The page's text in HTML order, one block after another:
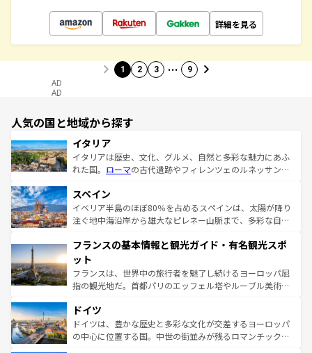
詳細を見る
1 2 3 … 9
AD
AD
人気の国と地域から探す
イタリア
イタリアは歴史、文化、グルメ、自然と多彩な魅力にあふ
れた国。 ローマの古代遺跡やフィレンツェのルネッサンス
ろん、トスカーナの美しい田園風景やアマルフィ海岸の絶
景など、自然景観も見逃せない。観光の合間には、本場の
ピザやパスタなど、絶品のイタリア料理を堪能することも
ませてくれるイタリアで、忘れられない旅をしてみよう！
なお、新着のイタリア情報は
しい。
スペイン
イベリア半島のほぼ80％を占めるスペインは、太陽が降り
注ぐ地中海沿岸から雄大なピレネー山脈まで、多彩な自然
文化が根付くこの国では、情熱的なフラメンコ、熱気あふ
れる闘牛、そして美味しいタパスが生活の一部となってい
る。首都マドリードの洗練された雰囲気や、バルセロナの
アートに溢れた街角から、地方では古代ローマ遺跡や中世
せる。地方によって風土や気候が異なるスペインはその個
性で訪れる人を魅了する。 なお、新着のスペイン情報は コ
ンテンツ一覧を参照してほしい。
フランスの基本情報と観光ガイド・有名観光スポ
ット
フランスは、世界中の旅行者を魅了し続けるヨーロッパ屈
指の観光地だ。首都パリのエッフェル塔やルーブル美術館
で、幅広い魅力が詰まっている。華麗な宮殿、歴史的な大
聖堂、美しいビーチ、そして豊かな自然が、訪れる者を心
から魅了する。また、フランスは美食の国としても知ら
ドイツ
ドイツは、豊かな歴史と多彩な文化が交差するヨーロッパ
の中心に位置する国。中世の街並みが残るロマンチック街